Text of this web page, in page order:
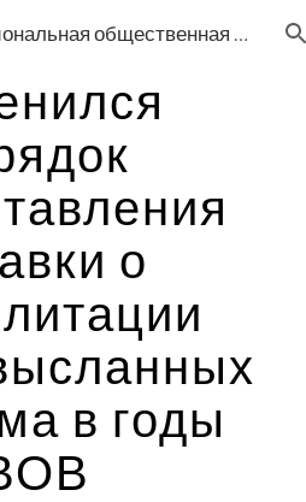
Skip to navigation
Свердловская региональная общественная организация общество греков «Рифей»
о
в годы